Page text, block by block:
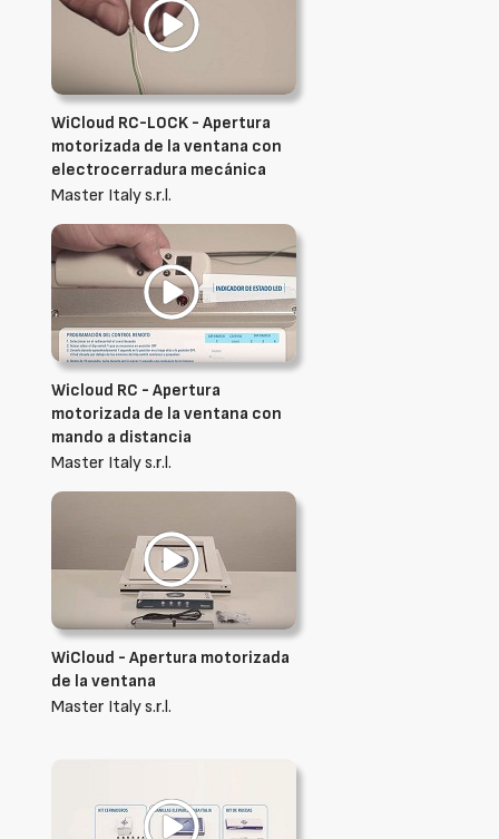
WiCloud RC-LOCK - Apertura
motorizada de la ventana con
electrocerradura mecánica
Master Italy s.r.l.
Wicloud RC - Apertura
motorizada de la ventana con
mando a distancia
Master Italy s.r.l.
WiCloud - Apertura motorizada
de la ventana
Master Italy s.r.l.